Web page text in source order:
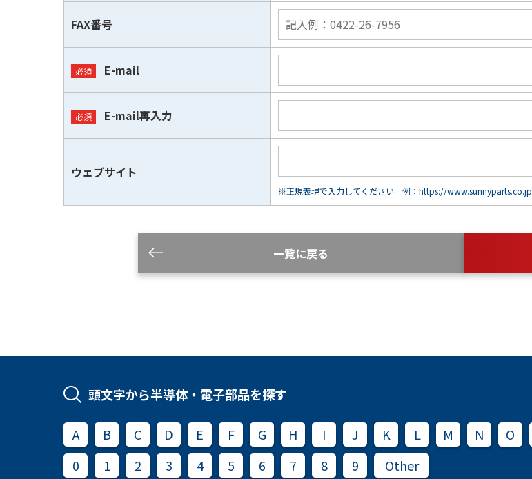
FAX番号
E-mail
E-mail再入力
ウェブサイト
※正規表現で入力してください 例：https://www.sunnyparts.co.jp
一覧に戻る
頭文字から半導体・電子部品を探す
A B C D E F G H I J K L M N O
0
1 2 3 4 5 6 7 8 9 Other